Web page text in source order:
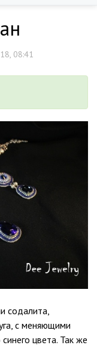
08:41
содалита,
с меняющими
цвета. Так же